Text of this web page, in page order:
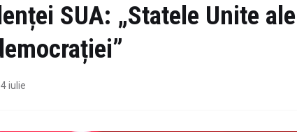
SUA: „Statele Unite
iulie